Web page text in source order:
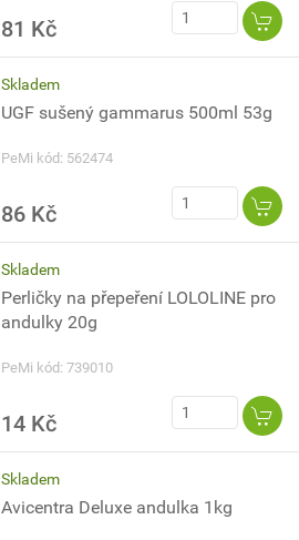
81 Kč
Skladem
UGF sušený gammarus 500ml 53g
PeMi kód: 562474
86 Kč
Skladem
Perličky na přepeření LOLOLINE pro
andulky 20g
PeMi kód: 739010
14 Kč
Skladem
Avicentra Deluxe andulka 1kg